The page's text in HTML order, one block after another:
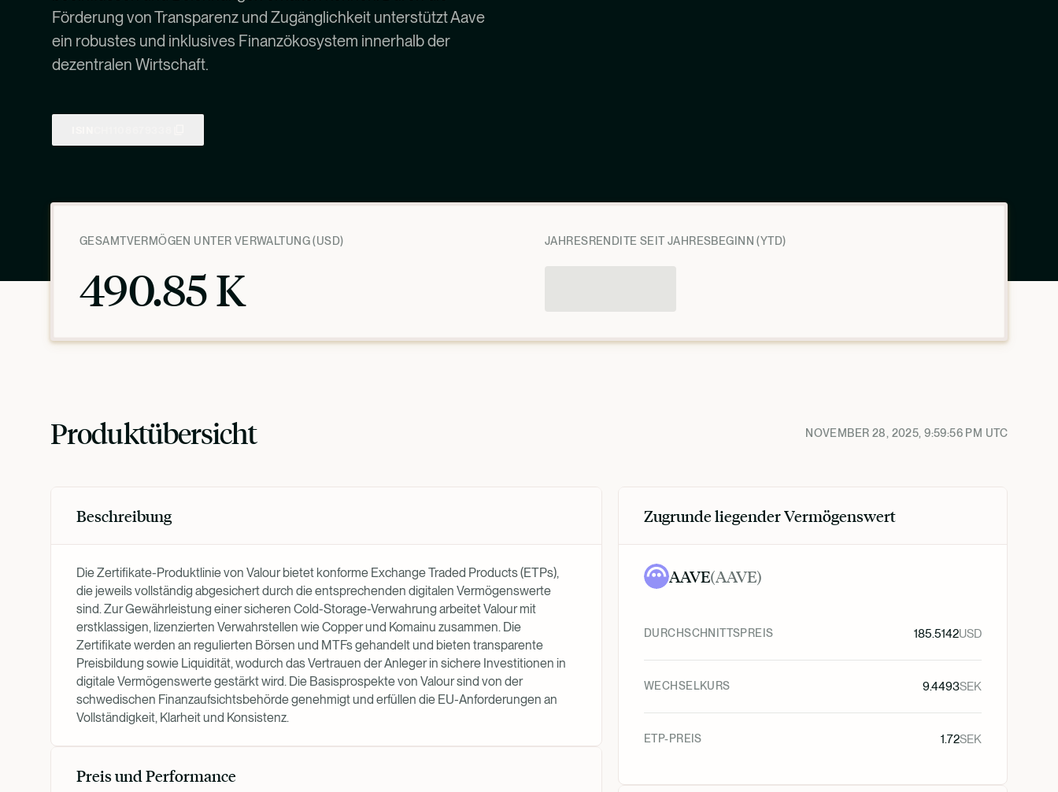
Förderung von Transparenz und Zugänglichkeit unterstützt Aave
ein robustes und inklusives Finanzökosystem innerhalb der
dezentralen Wirtschaft.
GESAMTVERMÖGEN UNTER VERWALTUNG (USD)
490.85 K
JAHRESRENDITE SEIT JAHRESBEGINN (YTD)
Produktübersicht NOVEMBER 28, 2025, 9:59:56 PM UTC
Beschreibung
Die Zertifikate-Produktlinie von Valour bietet konforme Exchange Traded Products (ETPs),
die jeweils vollständig abgesichert durch die entsprechenden digitalen Vermögenswerte
sind. Zur Gewährleistung einer sicheren Cold-Storage-Verwahrung arbeitet Valour mit
erstklassigen, lizenzierten Verwahrstellen wie Copper und Komainu zusammen. Die
Zertifikate werden an regulierten Börsen und MTFs gehandelt und bieten transparente
Preisbildung sowie Liquidität, wodurch das Vertrauen der Anleger in sichere Investitionen in
digitale Vermögenswerte gestärkt wird. Die Basisprospekte von Valour sind von der
schwedischen Finanzaufsichtsbehörde genehmigt und erfüllen die EU-Anforderungen an
Vollständigkeit, Klarheit und Konsistenz.
Preis und Performance
Zugrunde liegender Vermögenswert
AAVE(AAVE)
DURCHSCHNITTSPREIS 185.5142USD
WECHSELKURS 9.4493SEK
ETP-PREIS 1.72SEK